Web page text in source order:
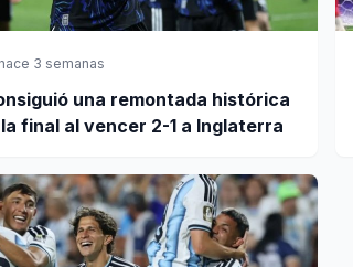
hace 3 semanas
una remontada histórica
final al vencer 2-1 a Inglaterra